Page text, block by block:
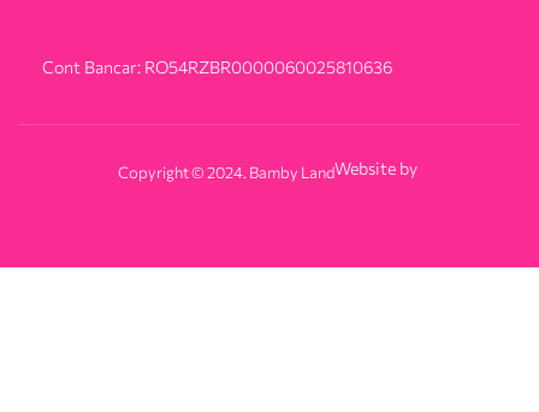
Cont Bancar: RO54RZBR0000060025810636
Copyright © 2024. Bamby LandWebsite by